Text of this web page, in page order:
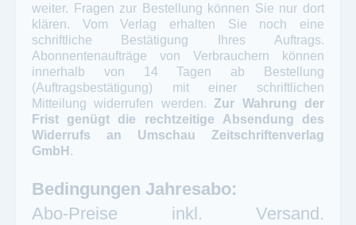
weiter. Fragen zur Bestellung können Sie nur dort
klären. Vom Verlag erhalten Sie noch eine
schriftliche Bestätigung Ihres Auftrags.
Abonnentenaufträge von Verbrauchern können
innerhalb von 14 Tagen ab Bestellung
(Auftragsbestätigung) mit einer schriftlichen
Mitteilung widerrufen werden. Zur Wahrung der
Frist genügt die rechtzeitige Absendung des
Widerrufs an Umschau Zeitschriftenverlag
GmbH .
Bedingungen Jahresabo:
Abo-Preise inkl. Versand.